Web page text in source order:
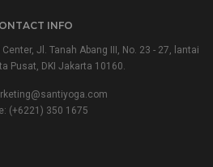
INFO
Jl. Tanah Abang III, No. 23 - 27, lantai
Pusat, DKI Jakarta 10160.
(+6221) 350 1675